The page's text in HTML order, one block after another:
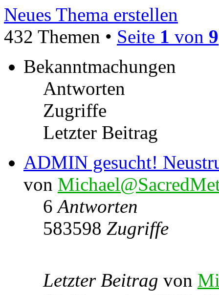
Neues Thema erstellen
432 Themen • Seite 1 von 9
Bekanntmachungen
Antworten
Zugriffe
Letzter Beitrag
ADMIN gesucht!
von
6Antworten
583598 Zugriffe
Letzter Beitrag von